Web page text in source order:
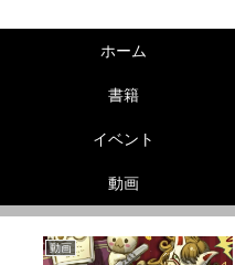
ホーム
書籍
イベント
動画
動画